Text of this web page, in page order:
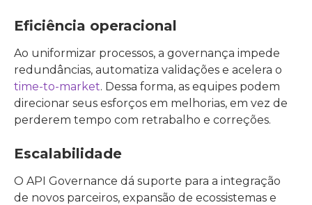
Eficiência operacional
Ao uniformizar processos, a governança impede
redundâncias, automatiza validações e acelera o
time-to-market. Dessa forma, as equipes podem
direcionar seus esforços em melhorias, em vez de
perderem tempo com retrabalho e correções.
Escalabilidade
O API Governance dá suporte para a integração
de novos parceiros, expansão de ecossistemas e